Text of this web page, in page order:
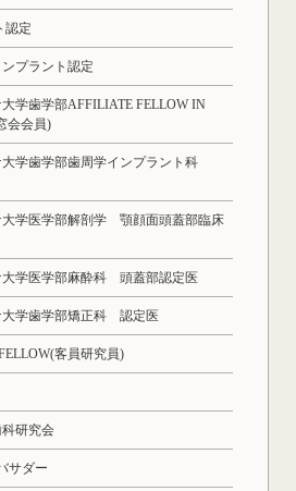
認定
プラント認定
学歯学部AFFILIATE FELLOW IN
会会員)
学歯学部歯周学インプラント科
大学医学部解剖学 顎顔面頭蓋部臨床
大学医学部麻酔科 頭蓋部認定医
大学歯学部矯正科 認定医
客員研究員)
研究会
サダー